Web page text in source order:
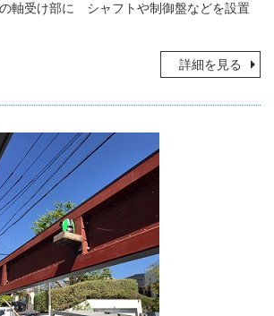
軸受け部に シャフトや制御盤などを設置
詳細を見る